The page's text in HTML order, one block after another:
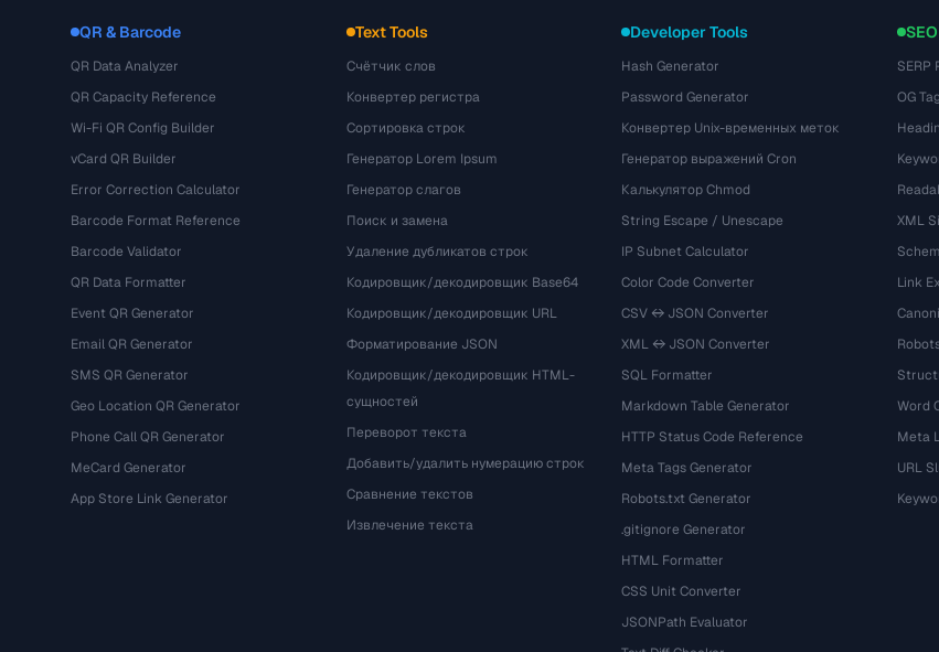
QR & Barcode
QR Data Analyzer
QR Capacity Reference
Wi-Fi QR Config Builder
vCard QR Builder
Error Correction Calculator
Barcode Format Reference
Barcode Validator
QR Data Formatter
Event QR Generator
Email QR Generator
SMS QR Generator
Geo Location QR Generator
Phone Call QR Generator
MeCard Generator
App Store Link Generator
Text Tools
Счётчик слов
Конвертер регистра
Сортировка строк
Генератор Lorem Ipsum
Генератор слагов
Поиск и замена
Удаление дубликатов строк
Кодировщик/декодировщик Base64
Кодировщик/декодировщик URL
Форматирование JSON
Кодировщик/декодировщик HTML-
сущностей
Переворот текста
Добавить/удалить нумерацию строк
Сравнение текстов
Извлечение текста
Developer Tools
Hash Generator
Password Generator
Конвертер Unix-временных меток
Генератор выражений Cron
Калькулятор Chmod
String Escape / Unescape
IP Subnet Calculator
Color Code Converter
CSV ↔ JSON Converter
XML ↔ JSON Converter
SQL Formatter
Markdown Table Generator
HTTP Status Code Reference
Meta Tags Generator
Robots.txt Generator
.gitignore Generator
HTML Formatter
CSS Unit Converter
JSONPath Evaluator
SERP
OG
XML
Link
Word
Meta
URL